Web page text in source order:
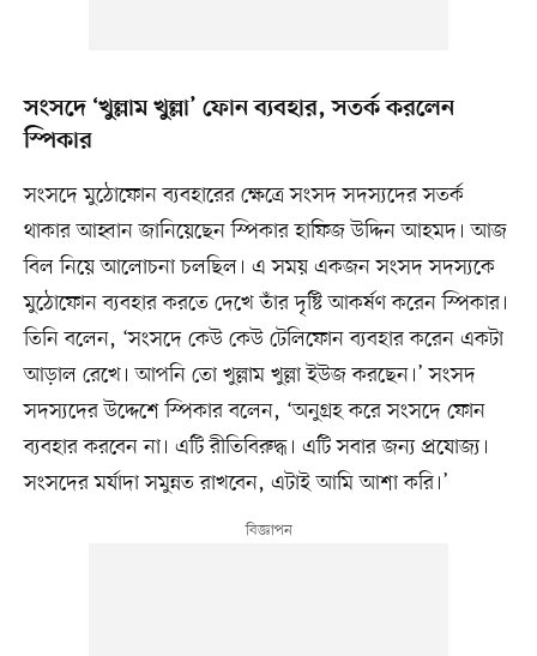
সংসদে ‘খুল্লাম খুল্লা’ ফোন ব্যবহার, সতর্ক করলেন
স্পিকার
সংসদে মুঠোফোন ব্যবহারের ক্ষেত্রে সংসদ সদস্যদের সতর্ক
থাকার আহ্বান জানিয়েছেন স্পিকার হাফিজ উদ্দিন আহমদ। আজ
বিল নিয়ে আলোচনা চলছিল। এ সময় একজন সংসদ সদস্যকে
মুঠোফোন ব্যবহার করতে দেখে তাঁর দৃষ্টি আকর্ষণ করেন স্পিকার।
তিনি বলেন, ‘সংসদে কেউ কেউ টেলিফোন ব্যবহার করেন একটা
আড়াল রেখে। আপনি তো খুল্লাম খুল্লা ইউজ করছেন।’ সংসদ
সদস্যদের উদ্দেশে স্পিকার বলেন, ‘অনুগ্রহ করে সংসদে ফোন
ব্যবহার করবেন না। এটি রীতিবিরুদ্ধ। এটি সবার জন্য প্রযোজ্য।
সংসদের মর্যাদা সমুন্নত রাখবেন, এটাই আমি আশা করি।’